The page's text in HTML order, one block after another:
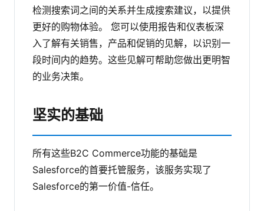
检测搜索词之间的关系并生成搜索建议，以提供
更好的购物体验。
您可以使用报告和仪表板深
入了解有关销售，产品和促销的见解，以识别一
段时间内的趋势。这些见解可帮助您做出更明智
的业务决策。
坚实的基础
所有这些B2C Commerce功能的基础是
Salesforce的首要托管服务，该服务实现了
Salesforce的第一价值-信任。